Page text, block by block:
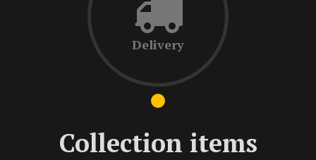
Delivery
Collection items